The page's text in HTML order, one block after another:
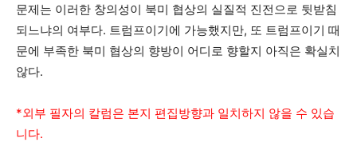
문제는 이러한 창의성이 북미 협상의 실질적 진전으로 뒷받침
되느냐의 여부다. 트럼프이기에 가능했지만, 또 트럼프이기 때
문에 부족한 북미 협상의 향방이 어디로 향할지 아직은 확실치
않다.
*외부 필자의 칼럼은 본지 편집방향과 일치하지 않을 수 있습
니다.